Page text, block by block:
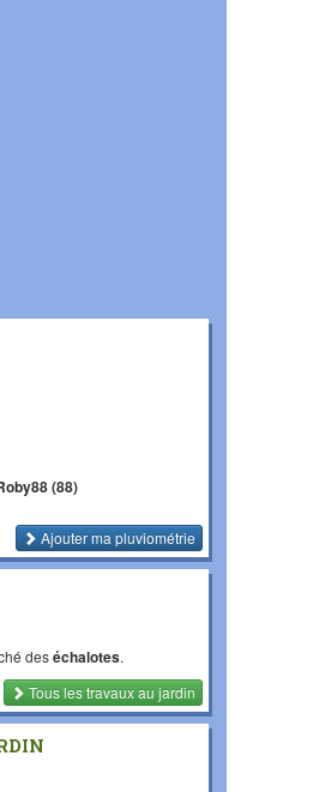
(88)
Ajouter ma pluviométrie
deséchalotes.
Tous les travauxau jardin